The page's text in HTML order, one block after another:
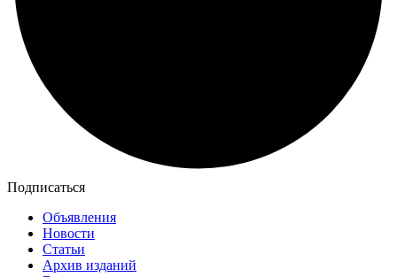
Подписаться
Объявления
Новости
Статьи
Архив изданий